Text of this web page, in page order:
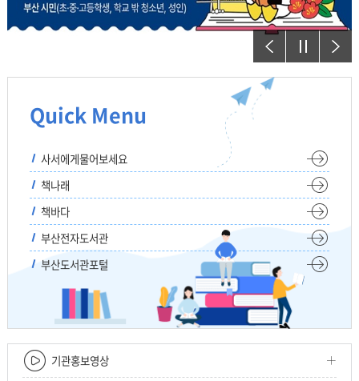
이전 정지 다음
Quick Menu
사서에게물어보세요
책나래
책바다
부산전자도서관
부산도서관포털
기관홍보영상